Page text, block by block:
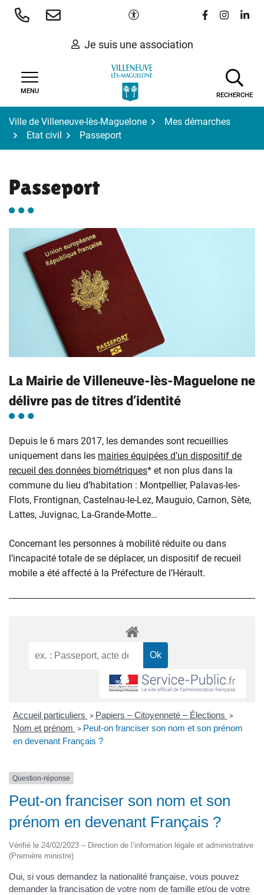
Aller
Paramètres d'accessibilité
Lien vers le
Lien vers
Lien
Je suis une association
MENU
RECHERCHE
Ville de Villeneuve-lès-Maguelone
Mes démarches
Etat civil
Passeport
Passeport
La Mairie de Villeneuve-lès-Maguelone ne
délivre pas de titres d’identité
Depuis le 6 mars 2017, les demandes sont recueillies
uniquement dans les mairies équipées d’un dispositif de
recueil des données biométriques* et non plus dans la
commune du lieu d’habitation : Montpellier, Palavas-les-
Flots, Frontignan, Castelnau-le-Lez, Mauguio, Carnon, Sète,
Lattes, Juvignac, La-Grande-Motte…
Concernant les personnes à mobilité réduite ou dans
l’incapacité totale de se déplacer, un dispositif de recueil
mobile a été affecté à la Préfecture de l’Hérault.
Accueil particuliers > Papiers – Citoyenneté – Élections >
Nom et prénom > Peut-on franciser son nom et son prénom
en devenant Français ?
Question-réponse
Peut-on franciser son nom et son
prénom en devenant Français ?
Vérifié le 24/02/2023 – Direction de l’information légale et administrative
(Première ministre)
Oui, si vous demandez la nationalité française, vous pouvez
demander la francisation de votre nom de famille et/ou de votre